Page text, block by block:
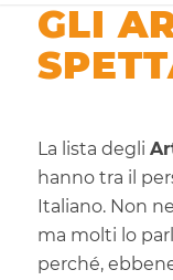
GLI
La lista degli
hanno tra il
Italiano. Non
ma molti lo
perché,